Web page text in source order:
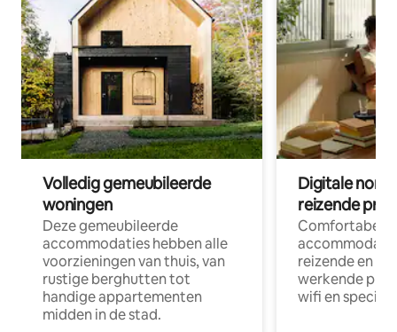
Volledig gemeubileerde
woningen
Deze gemeubileerde
accommodaties hebben alle
voorzieningen van thuis, van
rustige berghutten tot
handige appartementen
midden in de stad.
Digitale
reizende
Comfortabele
reizende en
werkende
wifi en